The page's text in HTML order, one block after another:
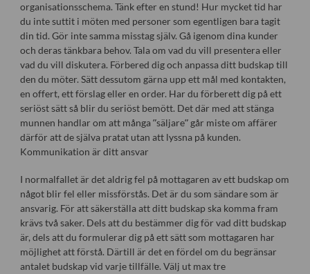
organisationsschema. Tänk efter en stund! Hur mycket tid har
du inte suttit i möten med personer som egentligen bara tagit
din tid. Gör inte samma misstag själv. Gå igenom dina kunder
och deras tänkbara behov. Tala om vad du vill presentera eller
vad du vill diskutera. Förbered dig och anpassa ditt budskap till
den du möter. Sätt dessutom gärna upp ett mål med kontakten,
en offert, ett förslag eller en order. Har du förberett dig på ett
seriöst sätt så blir du seriöst bemött. Det där med att stänga
munnen handlar om att många ”säljare” går miste om affärer
därför att de själva pratat utan att lyssna på kunden.
Kommunikation är ditt ansvar
I normalfallet är det aldrig fel på mottagaren av ett budskap om
något blir fel eller missförstås. Det är du som sändare som är
ansvarig. För att säkerställa att ditt budskap ska komma fram
krävs två saker. Dels att du bestämmer dig för vad ditt budskap
är, dels att du formulerar dig på ett sätt som mottagaren har
möjlighet att förstå. Därtill är det en fördel om du begränsar
antalet budskap vid varje tillfälle. Välj ut max tre